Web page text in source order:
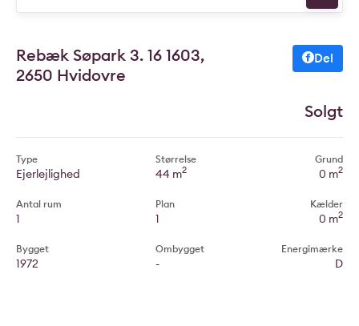
Rebæk Søpark 3. 16 1603,
2650 Hvidovre
Del
Solgt
Type
Ejerlejlighed
Antal rum
1
Bygget
1972
Størrelse
44 m2
Plan
1
Ombygget
-
Grund
0 m2
Kælder
0 m2
Energimærke
D